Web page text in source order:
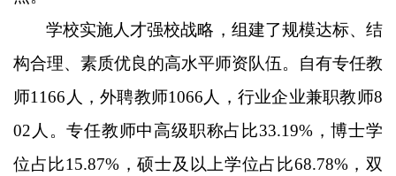
学校实施人才强校战略，组建了规模达标、结
构合理、素质优良的高水平师资队伍。自有专任教
师1166人，外聘教师1066人，行业企业兼职教师8
02人。专任教师中高级职称占比33.19%，博士学
位占比15.87%，硕士及以上学位占比68.78%，双